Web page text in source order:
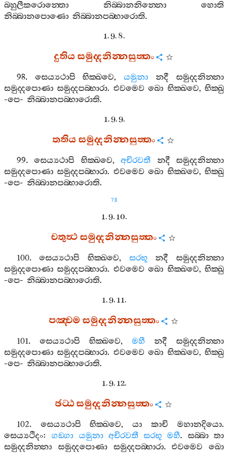
බහුලීකරොන‍්තො
නිබ‍්බානනින‍්නො
හොති
නිබ‍්බානපොණො නිබ‍්බානපබ‍්භාරොති.
1. 9. 8.
දුතියසමුද‍්දනින‍්නසුත‍්තං
98. සෙය්‍යථාපි භික‍්ඛවෙ,යමුනා නදී
සමුද‍්දනින‍්නා
සමුද‍්දපොණා සමුද‍්දපබ‍්භාරා. එවමෙව ඛො භික‍්ඛවෙ,භික‍්ඛු
-පෙ- නිබ‍්බානපබ‍්භාරොති.
1. 9. 9.
තතියසමුද‍්දනින‍්නසුත‍්තං
99.සෙය්‍යථාපි භික‍්ඛවෙ,අචිරවතී නදී
සමුද‍්දනින‍්නා
සමුද‍්දපොණා සමුද‍්දපබ‍්භාරා. එවමෙව ඛො භික‍්ඛවෙ,භික‍්ඛු
-පෙ- නිබ‍්බානපබ‍්භාරොති.
78
1. 9. 10.
චතුත්‍ථසමුද‍්දනින‍්නසුත‍්තං
100.සෙය්‍යථාපි භික‍්ඛවෙ, සරභූ නදී
සමුද‍්දනින‍්නා
සමුද‍්දපොණා සමුද‍්දපබ‍්භාරා. එවමෙව ඛො භික‍්ඛවෙ,භික‍්ඛු
-පෙ- නිබ‍්බානපබ‍්භාරොති.
1. 9. 11.
පඤ‍්චමසමුද‍්දනින‍්නසුත‍්තං
101. සෙය්‍යථාපි භික‍්ඛවෙ, මහී නදී
සමුද‍්දනින‍්නා
සමුද‍්දපොණා සමුද‍්දපබ‍්භාරා. එවමෙව ඛො භික‍්ඛවෙ,භික‍්ඛු
-පෙ- නිබ‍්බානපබ‍්භාරොති.
1. 9. 12.
ඡට‍්ඨසමුද‍්දනින‍්නසුත‍්තං
102. සෙය්‍යථාපි භික‍්ඛවෙ,යා කාචි මහානදියො.
සෙය්‍යථිදං:ගඞ‍්ගා යමුනා අචිරවතී සරභූ මහී. සබ‍්බා තා
සමුද‍්දනින‍්නා
සමුද‍්දපොණා සමුද‍්දපබ‍්භාරා.එවමෙව ඛො